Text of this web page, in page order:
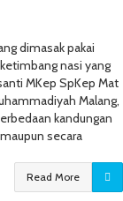
dimasak pakai
nasi yang
MKep SpKep Mat
Malang,
kandungan
secara
Read More